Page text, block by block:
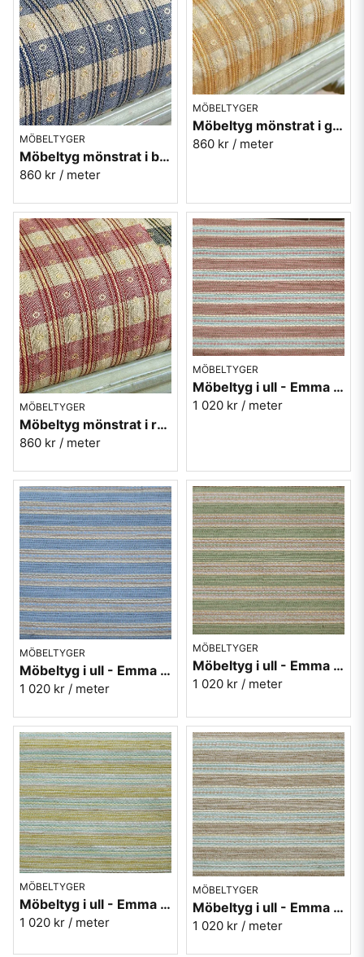
MÖBELTYGER
Möbeltyg mönstrat i blått och guld - Krusmynta nr.50
860 kr / meter
MÖBELTYGER
Möbeltyg mönstrat i gul och guld - Krusmynta nr.10
860 kr / meter
MÖBELTYGER
Möbeltyg mönstrat i röd och guld - Krusmynta nr.30
860 kr / meter
MÖBELTYGER
Möbeltyg i ull - Emma nr.30 rosa
1 020 kr / meter
MÖBELTYGER
Möbeltyg i ull - Emma nr.50 blå
1 020 kr / meter
MÖBELTYGER
Möbeltyg i ull - Emma nr.70 grön
1 020 kr / meter
MÖBELTYGER
Möbeltyg i ull - Emma nr.10 gul
1 020 kr / meter
MÖBELTYGER
Möbeltyg i ull - Emma nr.80 brun
1 020 kr / meter